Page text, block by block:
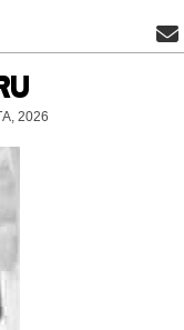
2026